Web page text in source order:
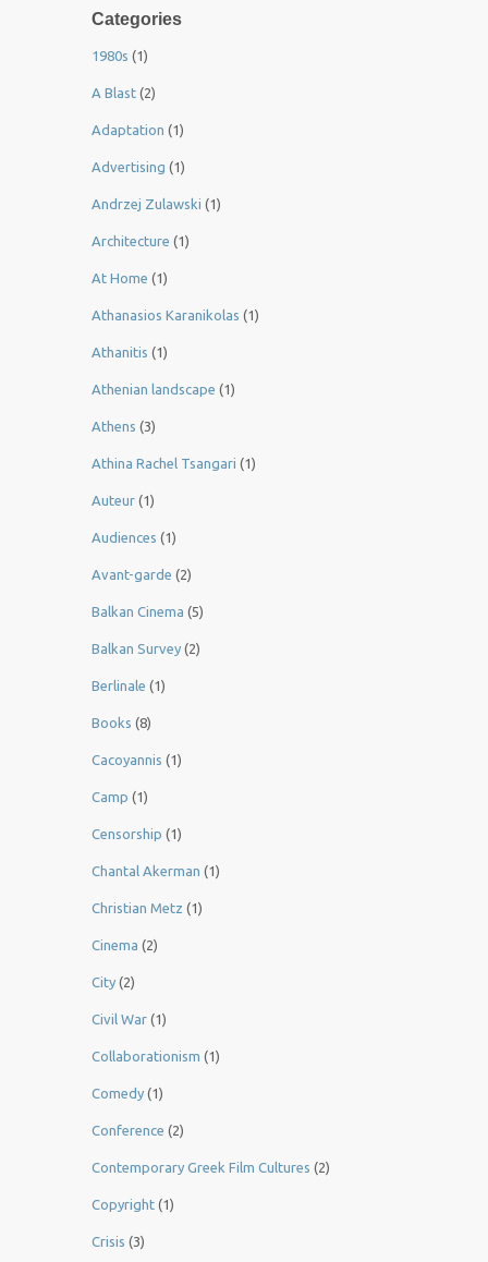
Categories
1980s (1)
A Blast (2)
Adaptation (1)
Advertising (1)
Andrzej Zulawski (1)
Architecture (1)
At Home (1)
Athanasios Karanikolas (1)
Athanitis (1)
Athenian landscape (1)
Athens (3)
Athina Rachel Tsangari (1)
Auteur (1)
Audiences (1)
Avant-garde (2)
Balkan Cinema (5)
Balkan Survey (2)
Berlinale (1)
Books (8)
Cacoyannis (1)
Camp (1)
Censorship (1)
Chantal Akerman (1)
Christian Metz (1)
Cinema (2)
City (2)
Civil War (1)
Collaborationism (1)
Comedy (1)
Conference (2)
Contemporary Greek Film Cultures (2)
Copyright (1)
Crisis (3)